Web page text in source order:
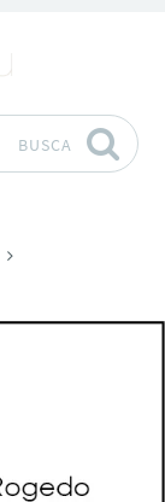
BUSCA